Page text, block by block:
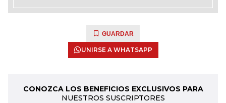
GUARDAR
UNIRSE A WHATSAPP
CONOZCA LOS BENEFICIOS EXCLUSIVOS PARA
NUESTROS SUSCRIPTORES